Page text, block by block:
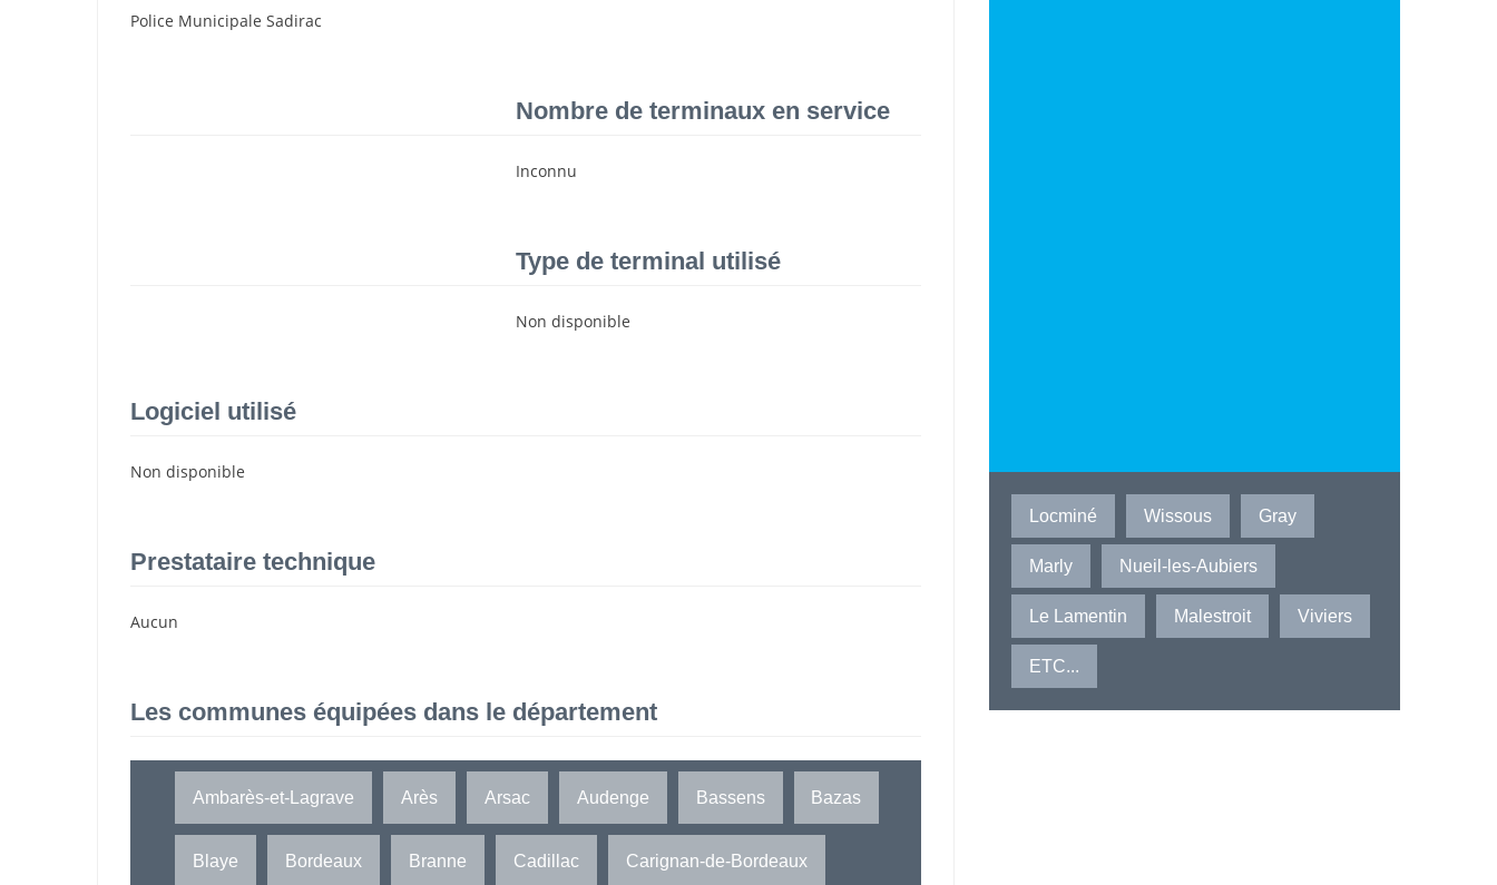
Police Municipale Sadirac
Nombre de terminaux en service
Inconnu
Type de terminal utilisé
Non disponible
Logiciel utilisé
Non disponible
Prestataire technique
Aucun
Les communes équipées dans le département
Ambarès-et-Lagrave Arès Arsac Audenge Bassens Bazas
Blaye Bordeaux Branne Cadillac Carignan-de-Bordeaux
Locminé Wissous Gray
Marly Nueil-les-Aubiers
Le Lamentin Malestroit Viviers
ETC...